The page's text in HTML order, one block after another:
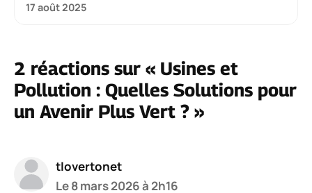
17 août 2025
2 réactions sur « Usines et
Pollution : Quelles Solutions pour
un Avenir Plus Vert ? »
tlovertonet
Le 8 mars 2026 à 2h16